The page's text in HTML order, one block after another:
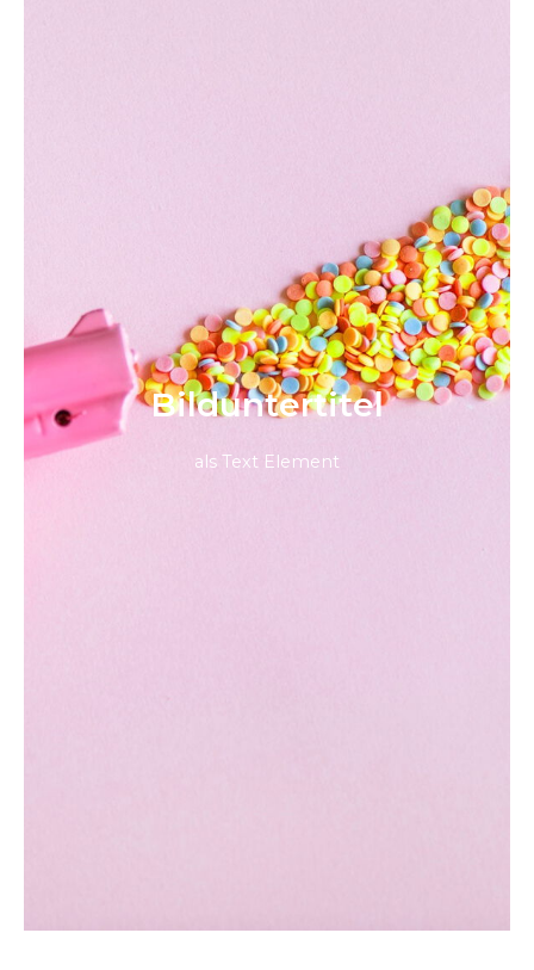
Bild­unter­titel
als Text Element